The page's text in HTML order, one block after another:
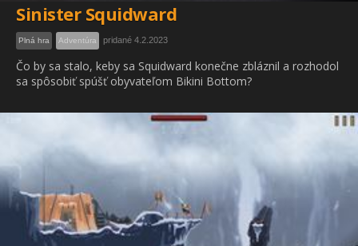
Sinister Squidward
Plná hra Adventúra pridané 4.2.2023
Čo by sa stalo, keby sa Squidward konečne zbláznil a rozhodol
sa spôsobiť spúšť obyvateľom Bikini Bottom?